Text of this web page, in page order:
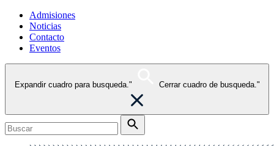
Admisiones
Noticias
Contacto
Eventos
Expandir cuadro para busqueda." Cerrar cuadro de busqueda."